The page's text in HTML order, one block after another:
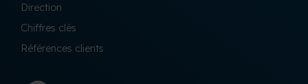
Direction
Chiffres clés
Références clients